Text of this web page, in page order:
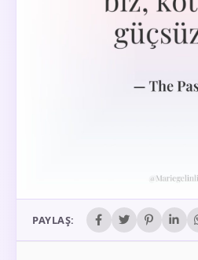
PAYLAŞ: